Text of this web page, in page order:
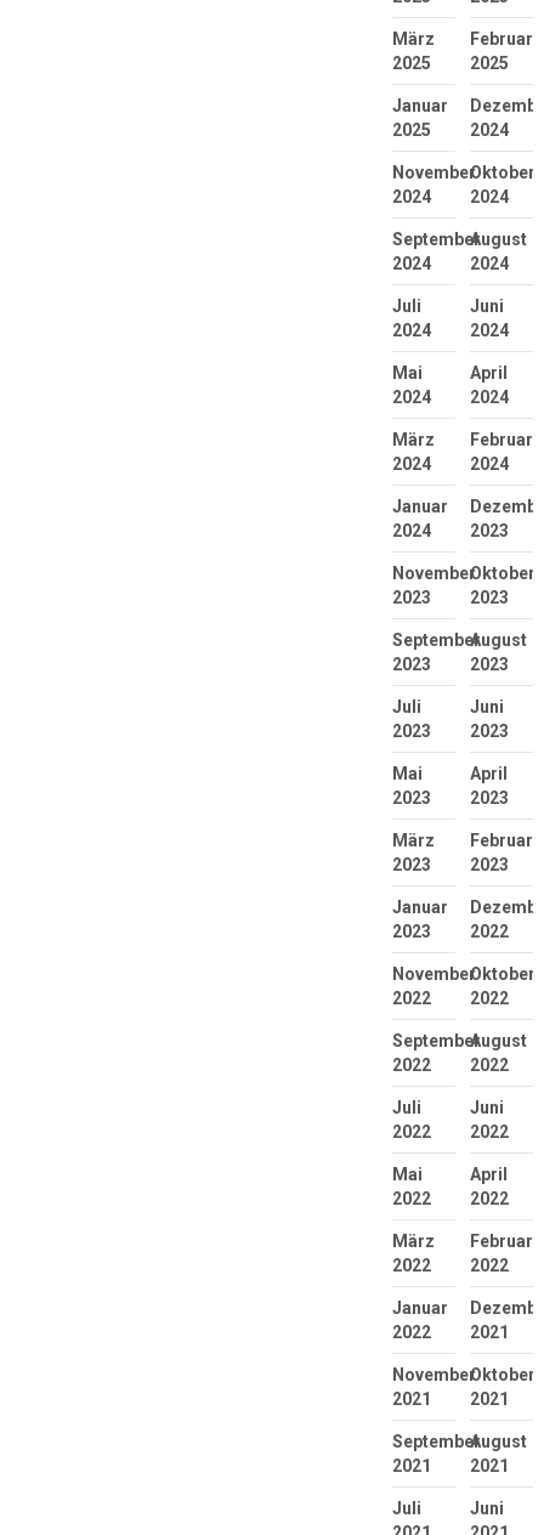
März
2025
Februar
2025
Januar
2025
2024
November
2024
Oktober
2024
September
2024
August
2024
Juli
2024
Juni
2024
Mai
2024
April
2024
März
2024
Februar
2024
Januar
2024
2023
November
2023
Oktober
2023
September
2023
August
2023
Juli
2023
Juni
2023
Mai
2023
April
2023
März
2023
Februar
2023
Januar
2023
2022
November
2022
Oktober
2022
September
2022
August
2022
Juli
2022
Juni
2022
Mai
2022
April
2022
März
2022
Februar
2022
Januar
2022
2021
November
2021
Oktober
2021
September
2021
August
2021
Juli
Juni